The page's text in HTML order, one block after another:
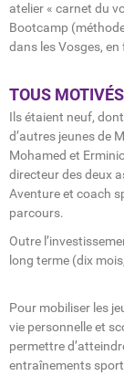
atelier « carnet du
Bootcamp
dans les Vosges, en
TOUS MOTIVÉS
Ils étaient neuf,
d’autres jeunes de
Mohamed et
directeur des deux
Aventure et coach
parcours.
Outre
long terme (dix
Pour mobiliser les
vie personnelle et
permettre
entraînements